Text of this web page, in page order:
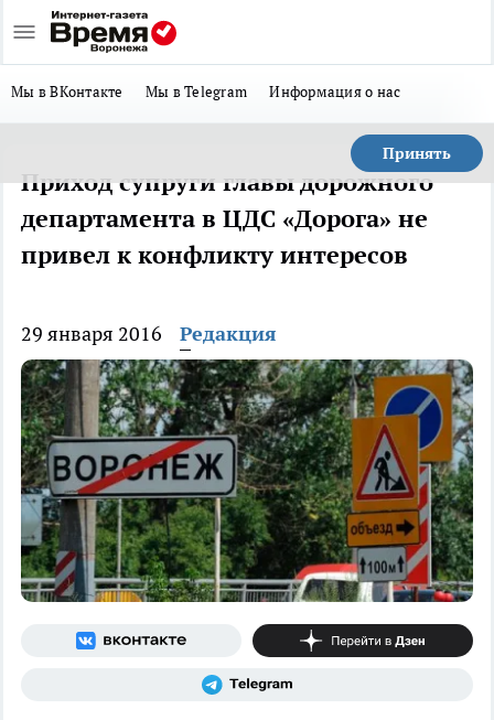
Мы в ВКонтакте Мы в Telegram Информация о нас
Принять
Приход супруги главы дорожного
департамента в ЦДС «Дорога» не
привел к конфликту интересов
29 января 2016 Редакция